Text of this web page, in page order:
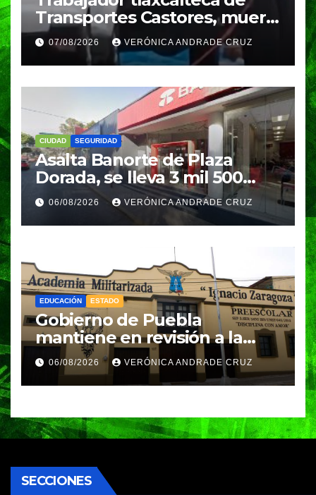
Transportes Castores, muere
aplastado por azulejos en
Puebla
07/08/2026 VERÓNICA ANDRADE CRUZ
CIUDAD SEGURIDAD
Asalta Banorte de Plaza
Dorada, se lleva 3 mil 500
pesos
06/08/2026 VERÓNICA ANDRADE CRUZ
EDUCACIÓN ESTADO
Gobierno de Puebla
mantiene en revisión a la
Academia Militarizada para
seguir operando: Armenta
06/08/2026 VERÓNICA ANDRADE CRUZ
SECCIONES